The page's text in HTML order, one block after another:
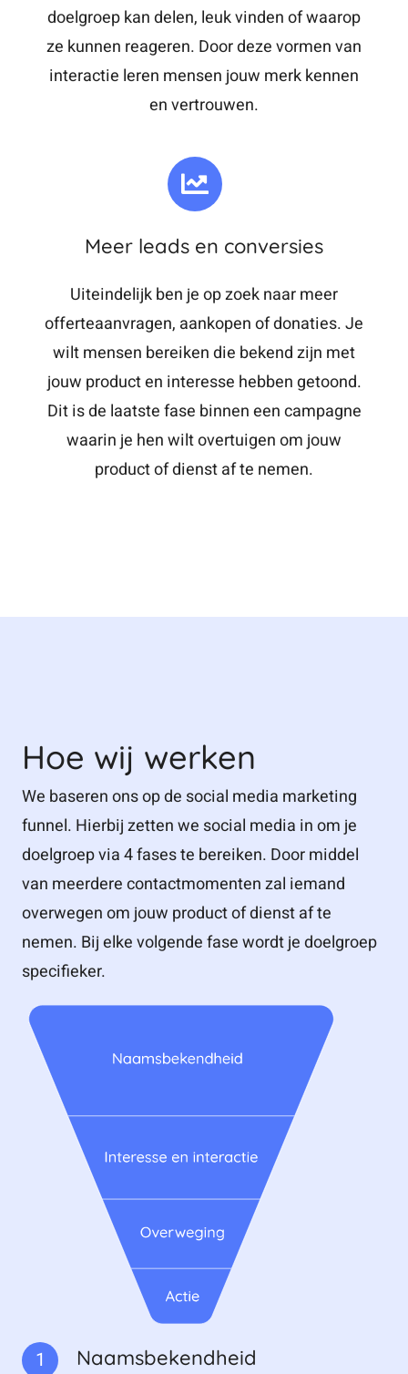
doelgroep kan delen, leuk vinden of waarop
ze kunnen reageren. Door deze vormen van
interactie leren mensen jouw merk kennen
en vertrouwen.
Meer leads en conversies
Uiteindelijk ben je op zoek naar meer
offerteaanvragen, aankopen of donaties. Je
wilt mensen bereiken die bekend zijn met
jouw product en interesse hebben getoond.
Dit is de laatste fase binnen een campagne
waarin je hen wilt overtuigen om jouw
product of dienst af te nemen.
Hoe wij werken
We baseren ons op de social media marketing
funnel. Hierbij zetten we social media in om je
doelgroep via 4 fases te bereiken. Door middel
van meerdere contactmomenten zal iemand
overwegen om jouw product of dienst af te
nemen. Bij elke volgende fase wordt je doelgroep
specifieker.
1 Naamsbekendheid